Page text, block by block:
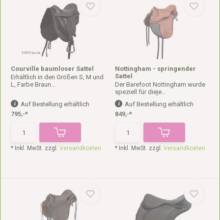
Courville baumloser Sattel
Erhältlich in den Größen S, M und
L, Farbe Braun...
Auf Bestellung erhältlich
795,-*
* Inkl. MwSt. zzgl.Versandkosten
Nottingham - springender
Sattel
Der Barefoot Nottingham wurde
speziell für dieje...
Auf Bestellung erhältlich
849,-*
* Inkl. MwSt. zzgl. Versandkosten